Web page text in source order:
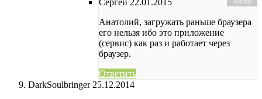
Сергей 22.01.2015
Анатолий, загружать раньше браузера
его нельзя ибо это приложение
(сервис) как раз и работает через
браузер.
Ответить
DarkSoulbringer 25.12.2014